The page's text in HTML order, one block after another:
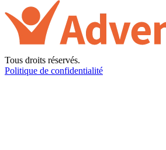
Tous droits réservés.
Politique de confidentialité